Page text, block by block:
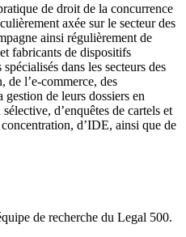
de droit de la concurrence
axée sur le secteur des
ainsi régulièrement de
fabricants de dispositifs
dans les secteurs des
de l’e-commerce, des
gestion de leurs dossiers en
d’enquêtes de cartels et
d’IDE, ainsi que de
de recherche du Legal 500.